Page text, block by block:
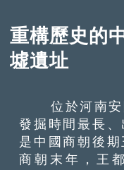
重構歷史的
墟遺址
位於河南安
發掘時間最長、
是中國商朝後期
商朝末年，王